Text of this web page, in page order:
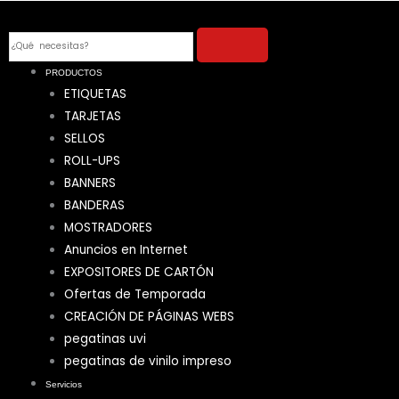
al
contenido
Search
PRODUCTOS
ETIQUETAS
TARJETAS
SELLOS
ROLL-UPS
BANNERS
BANDERAS
MOSTRADORES
Anuncios en Internet
EXPOSITORES DE CARTÓN
Ofertas de Temporada
CREACIÓN DE PÁGINAS WEBS
pegatinas uvi
pegatinas de vinilo impreso
Servicios